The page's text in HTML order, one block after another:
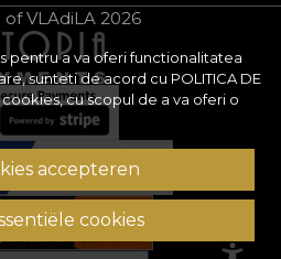
pentru a va oferi functionalitatea
sunteti de acord cu POLITICA DE
cu scopul de a va oferi o
accepteren
cookies
VLAdiLA 2026